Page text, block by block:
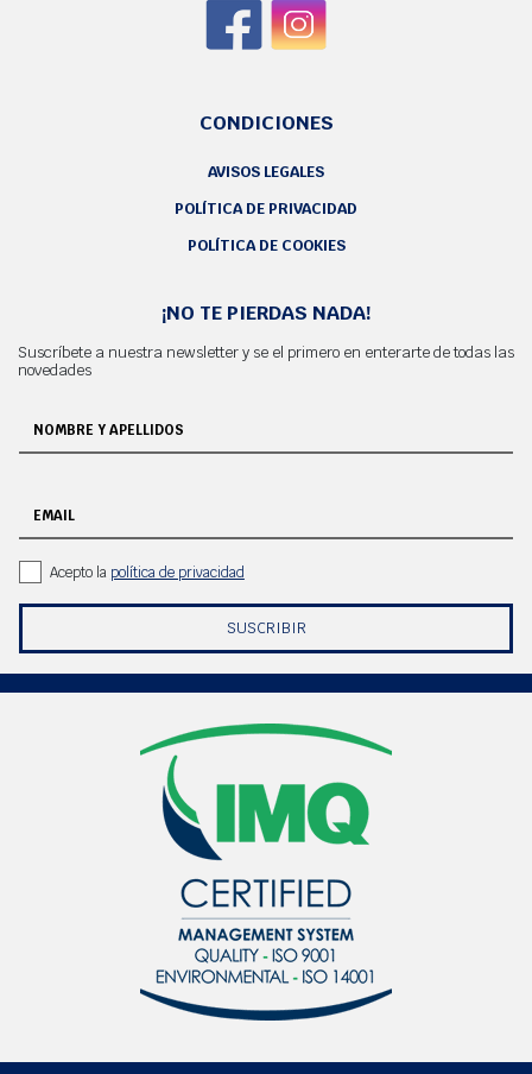
CONDICIONES
AVISOS LEGALES
POLÍTICA DE PRIVACIDAD
POLÍTICA DE COOKIES
¡NO TE PIERDAS NADA!
Suscríbete a nuestra newsletter y se el primero en enterarte de todas las
novedades
NOMBRE Y APELLIDOS
EMAIL
Acepto la política de privacidad
SUSCRIBIR